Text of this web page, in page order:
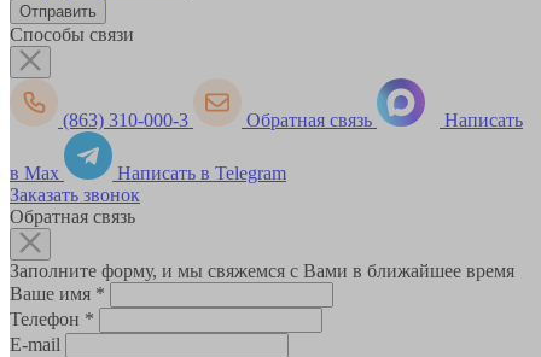
Способы связи
(863) 310-000-3 Обратная связь Написать
в Max
Написать в Telegram
Заказать звонок
Обратная связь
Заполните форму, и мы свяжемся с Вами в ближайшее время
Ваше имя *
Телефон *
E-mail